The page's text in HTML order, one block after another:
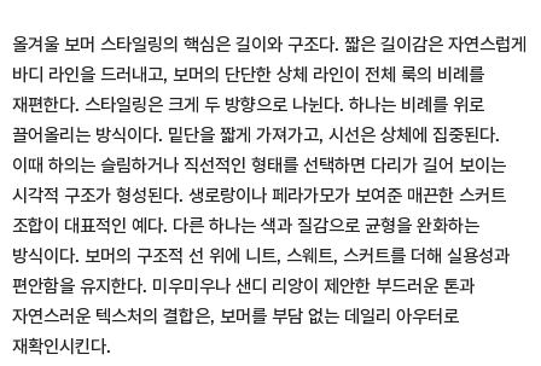
올겨울 보머 스타일링의 핵심은 길이와 구조다. 짧은 길이감은 자연스럽게
바디 라인을 드러내고, 보머의 단단한 상체 라인이 전체 룩의 비례를
재편한다. 스타일링은 크게 두 방향으로 나뉜다. 하나는 비례를 위로
끌어올리는 방식이다. 밑단을 짧게 가져가고, 시선은 상체에 집중된다.
이때 하의는 슬림하거나 직선적인 형태를 선택하면 다리가 길어 보이는
시각적 구조가 형성된다. 생로랑이나 페라가모가 보여준 매끈한 스커트
조합이 대표적인 예다. 다른 하나는 색과 질감으로 균형을 완화하는
방식이다. 보머의 구조적 선 위에 니트, 스웨트, 스커트를 더해 실용성과
편안함을 유지한다. 미우미우나 샌디 리앙이 제안한 부드러운 톤과
자연스러운 텍스처의 결합은, 보머를 부담 없는 데일리 아우터로
재확인시킨다.